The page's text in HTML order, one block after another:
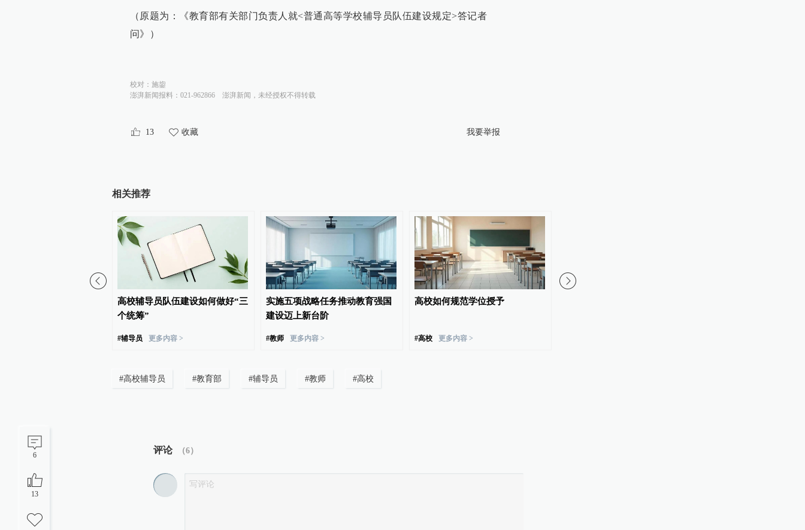
6
13
（原题为：《教育部有关部门负责人就<普通高等学校辅导员队伍建设规定>答记者
问》）
校对： 施鋆
澎湃新闻报料：021-962866
澎湃新闻，未经授权不得转载
13 收藏 我要举报
相关推荐
高校辅导员队伍建设如何做好“三
个统筹”
#辅导员 更多内容 >
实施五项战略任务推动教育强国
建设迈上新台阶
#教师 更多内容 >
高校如何规范学位授予
#高校 更多内容 >
#高校辅导员 #教育部 #辅导员 #教师 #高校
评论 （6）